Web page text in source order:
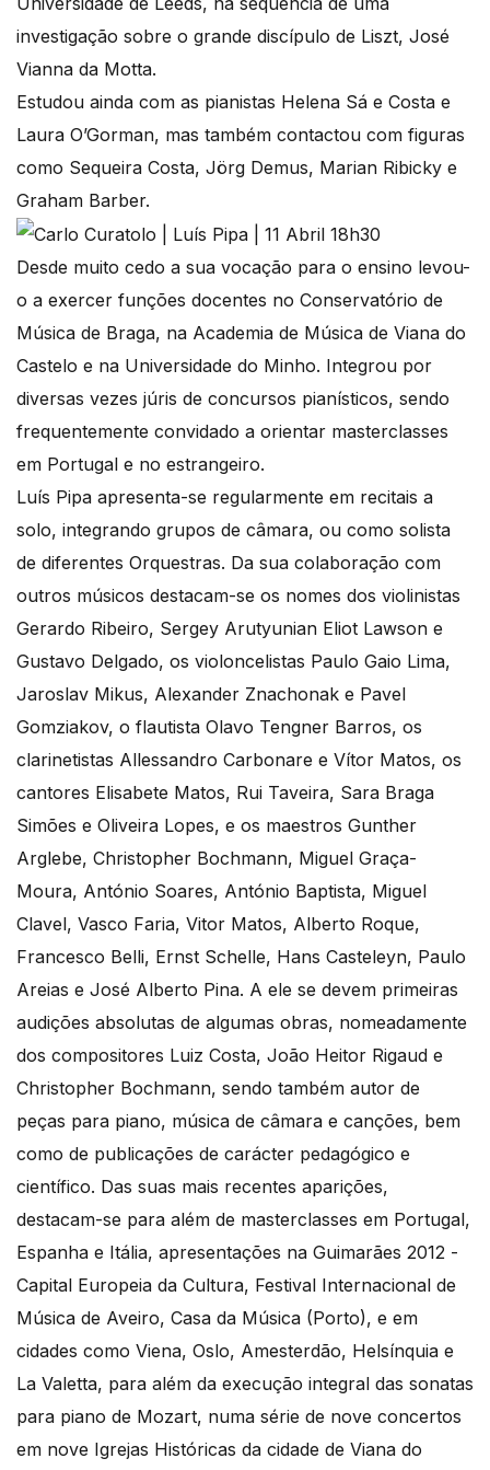
investigação sobre o grande discípulo de Liszt, José
Vianna da Motta.
Estudou ainda com as pianistas Helena Sá e Costa e
Laura O’Gorman, mas também contactou com figuras
como Sequeira Costa, Jörg Demus, Marian Ribicky e
Graham Barber.
Desde muito cedo a sua vocação para o ensino levou-
o a exercer funções docentes no Conservatório de
Música de Braga, na Academia de Música de Viana do
Castelo e na Universidade do Minho. Integrou por
diversas vezes júris de concursos pianísticos, sendo
frequentemente convidado a orientar masterclasses
em Portugal e no estrangeiro.
Luís Pipa apresenta-se regularmente em recitais a
solo, integrando grupos de câmara, ou como solista
de diferentes Orquestras. Da sua colaboração com
outros músicos destacam-se os nomes dos violinistas
Gerardo Ribeiro, Sergey Arutyunian Eliot Lawson e
Gustavo Delgado, os violoncelistas Paulo Gaio Lima,
Jaroslav Mikus, Alexander Znachonak e Pavel
Gomziakov, o flautista Olavo Tengner Barros, os
clarinetistas Allessandro Carbonare e Vítor Matos, os
cantores Elisabete Matos, Rui Taveira, Sara Braga
Simões e Oliveira Lopes, e os maestros Gunther
Arglebe, Christopher Bochmann, Miguel Graça-
Moura, António Soares, António Baptista, Miguel
Clavel, Vasco Faria, Vitor Matos, Alberto Roque,
Francesco Belli, Ernst Schelle, Hans Casteleyn, Paulo
Areias e José Alberto Pina. A ele se devem primeiras
audições absolutas de algumas obras, nomeadamente
dos compositores Luiz Costa, João Heitor Rigaud e
Christopher Bochmann, sendo também autor de
peças para piano, música de câmara e canções, bem
como de publicações de carácter pedagógico e
científico. Das suas mais recentes aparições,
destacam-se para além de masterclasses em Portugal,
Espanha e Itália, apresentações na Guimarães 2012 -
Capital Europeia da Cultura, Festival Internacional de
Música de Aveiro, Casa da Música (Porto), e em
cidades como Viena, Oslo, Amesterdão, Helsínquia e
La Valetta, para além da execução integral das sonatas
para piano de Mozart, numa série de nove concertos
em nove Igrejas Históricas da cidade de Viana do